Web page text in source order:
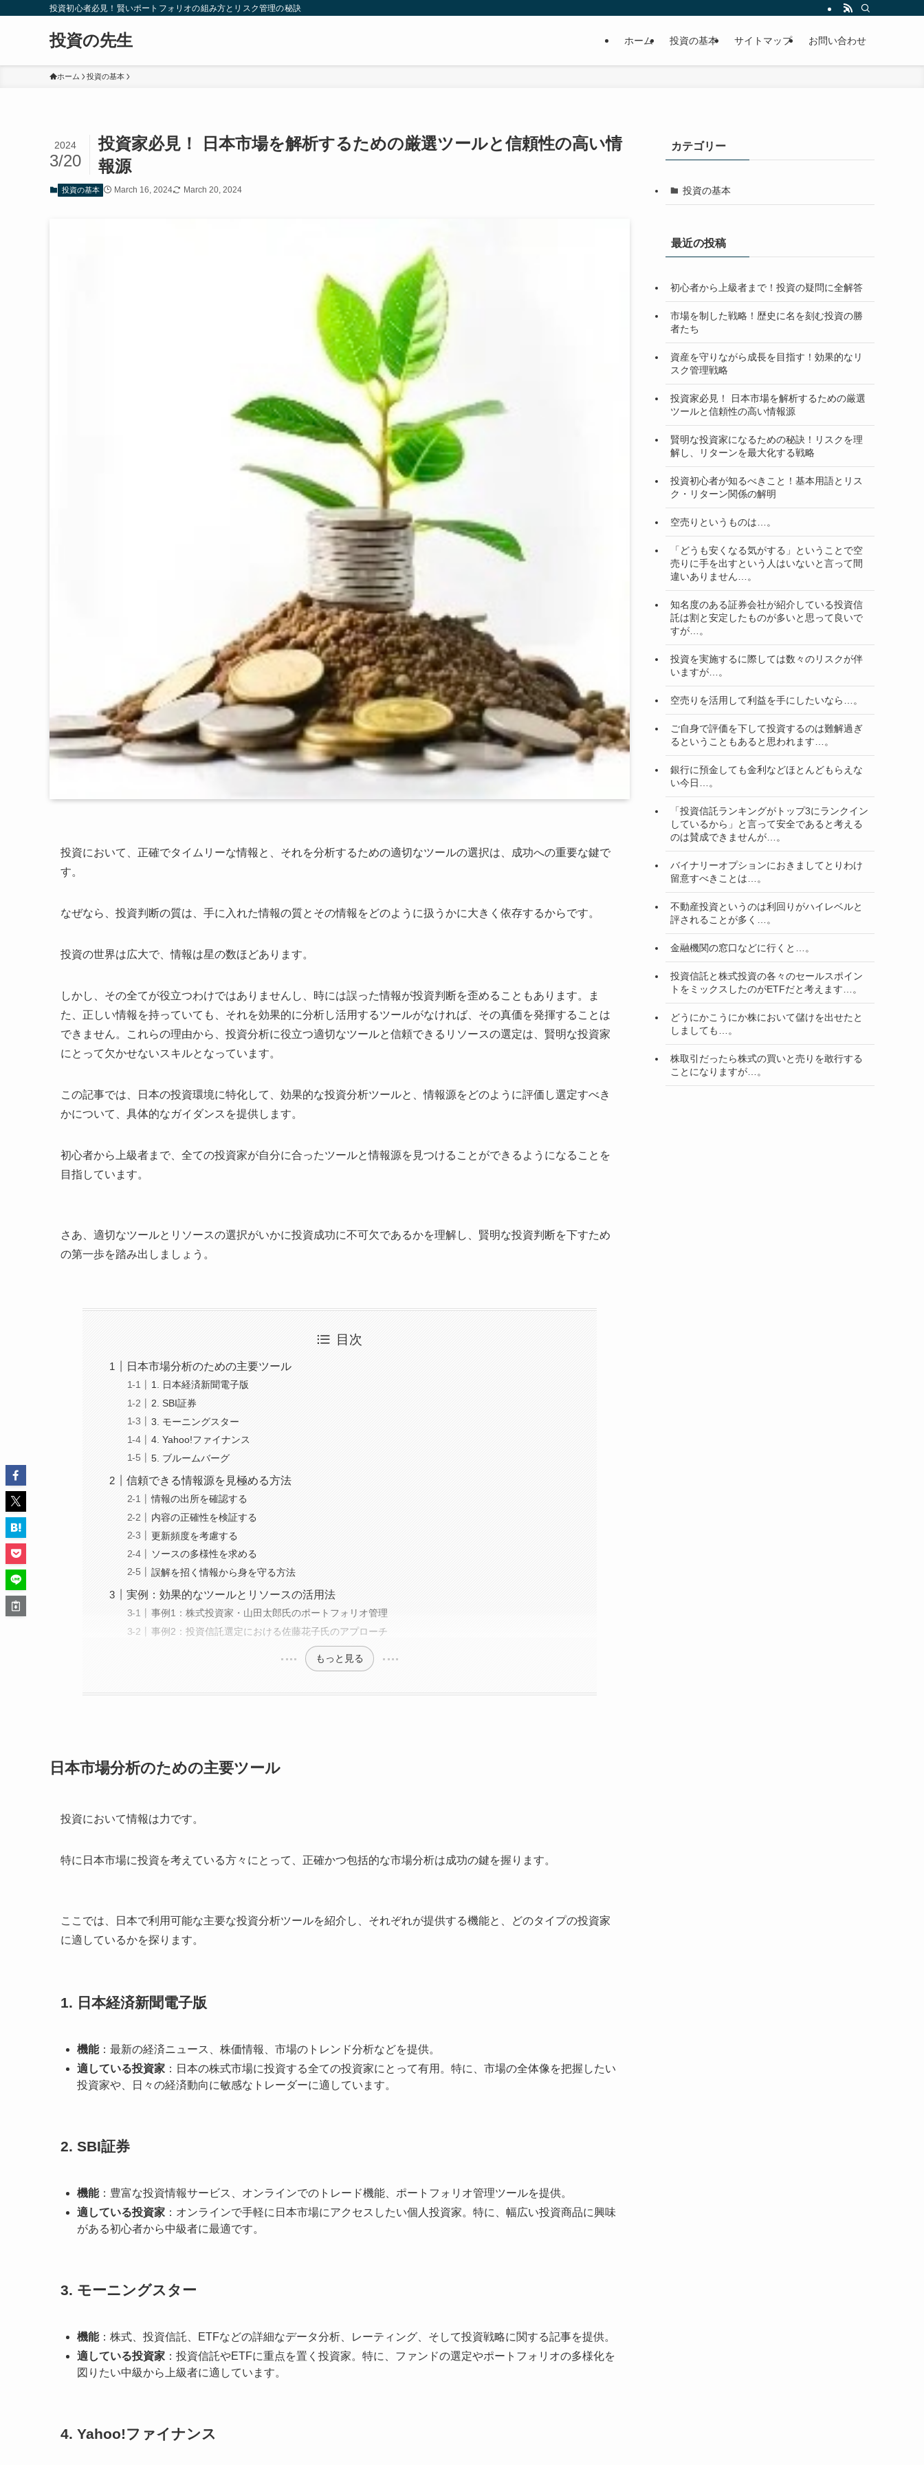
投資初心者必見！賢いポートフォリオの組み方とリスク管理の秘訣
投資の先生 ホーム 投資の基本 サイトマップ お問い合わせ
ホーム 投資の基本
投資家必見！ 日本市場を解析するための厳選ツールと信頼性の高い情
報源
2024
3/20
投資の基本 March 16, 2024 March 20, 2024
投資において、正確でタイムリーな情報と、それを分析するための適切なツールの選択は、成功への重要な鍵で
す。
なぜなら、投資判断の質は、手に入れた情報の質とその情報をどのように扱うかに大きく依存するからです。
投資の世界は広大で、情報は星の数ほどあります。
しかし、その全てが役立つわけではありませんし、時には誤った情報が投資判断を歪めることもあります。ま
た、正しい情報を持っていても、それを効果的に分析し活用するツールがなければ、その真価を発揮することは
できません。これらの理由から、投資分析に役立つ適切なツールと信頼できるリソースの選定は、賢明な投資家
にとって欠かせないスキルとなっています。
この記事では、日本の投資環境に特化して、効果的な投資分析ツールと、情報源をどのように評価し選定すべき
かについて、具体的なガイダンスを提供します。
初心者から上級者まで、全ての投資家が自分に合ったツールと情報源を見つけることができるようになることを
目指しています。
さあ、適切なツールとリソースの選択がいかに投資成功に不可欠であるかを理解し、賢明な投資判断を下すため
の第一歩を踏み出しましょう。
目次
日本市場分析のための主要ツール
1. 日本経済新聞電子版
2. SBI証券
3. モーニングスター
4. Yahoo!ファイナンス
5. ブルームバーグ
信頼できる情報源を見極める方法
情報の出所を確認する
内容の正確性を検証する
更新頻度を考慮する
ソースの多様性を求める
誤解を招く情報から身を守る方法
実例：効果的なツールとリソースの活用法
事例1：株式投資家・山田太郎氏のポートフォリオ管理
事例2：投資信託選定における佐藤花子氏のアプローチ
もっと見る
日本市場分析のための主要ツール
投資において情報は力です。
特に日本市場に投資を考えている方々にとって、正確かつ包括的な市場分析は成功の鍵を握ります。
ここでは、日本で利用可能な主要な投資分析ツールを紹介し、それぞれが提供する機能と、どのタイプの投資家
に適しているかを探ります。
1. 日本経済新聞電子版
機能：最新の経済ニュース、株価情報、市場のトレンド分析などを提供。
適している投資家 ：日本の株式市場に投資する全ての投資家にとって有用。特に、市場の全体像を把握したい
投資家や、日々の経済動向に敏感なトレーダーに適しています。
2. SBI証券
機能：豊富な投資情報サービス、オンラインでのトレード機能、ポートフォリオ管理ツールを提供。
適している投資家 ：オンラインで手軽に日本市場にアクセスしたい個人投資家。特に、幅広い投資商品に興味
がある初心者から中級者に最適です。
3. モーニングスター
機能：株式、投資信託、ETFなどの詳細なデータ分析、レーティング、そして投資戦略に関する記事を提供。
適している投資家 ：投資信託やETFに重点を置く投資家。特に、ファンドの選定やポートフォリオの多様化を
図りたい中級から上級者に適しています。
4. Yahoo!ファイナンス
カテゴリー
投資の基本
最近の投稿
初心者から上級者まで！投資の疑問に全解答
市場を制した戦略！歴史に名を刻む投資の勝
者たち
資産を守りながら成長を目指す！効果的なリ
スク管理戦略
投資家必見！ 日本市場を解析するための厳選
ツールと信頼性の高い情報源
賢明な投資家になるための秘訣！リスクを理
解し、リターンを最大化する戦略
投資初心者が知るべきこと！基本用語とリス
ク・リターン関係の解明
空売りというものは…。
「どうも安くなる気がする」ということで空
売りに手を出すという人はいないと言って間
違いありません…。
知名度のある証券会社が紹介している投資信
託は割と安定したものが多いと思って良いで
すが…。
投資を実施するに際しては数々のリスクが伴
いますが…。
空売りを活用して利益を手にしたいなら…。
ご自身で評価を下して投資するのは難解過ぎ
るということもあると思われます…。
銀行に預金しても金利などほとんどもらえな
い今日…。
「投資信託ランキングがトップ3にランクイン
しているから」と言って安全であると考える
のは賛成できませんが…。
バイナリーオプションにおきましてとりわけ
留意すべきことは…。
不動産投資というのは利回りがハイレベルと
評されることが多く…。
金融機関の窓口などに行くと…。
投資信託と株式投資の各々のセールスポイン
トをミックスしたのがETFだと考えます…。
どうにかこうにか株において儲けを出せたと
しましても…。
株取引だったら株式の買いと売りを敢行する
ことになりますが…。